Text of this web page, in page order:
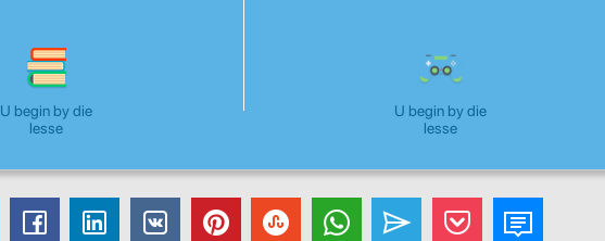
U begin by die
lesse
U begin by die
lesse